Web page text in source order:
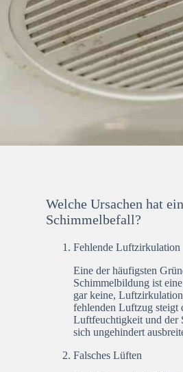
Welche Ursachen hat ein
Schimmelbefall?
Fehlende Luftzirkulation
Eine der häufigsten
Schimmelbildung ist
gar keine,
fehlenden Luftzug steigt
Luftfeuchtigkeit und der
sich ungehindert
Falsches Lüften